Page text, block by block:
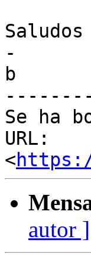
Saludos
-
b
Se ha
URL:
<
autor ]